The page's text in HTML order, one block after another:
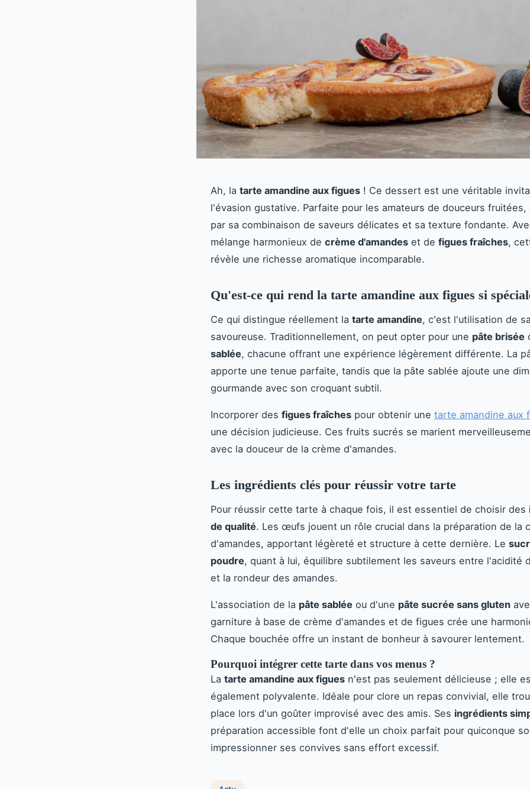
Ah, la tarte amandine aux figues ! Ce dessert est une véritable
l'évasion gustative. Parfaite pour les amateurs de douceurs
par sa combinaison de saveurs délicates et sa texture fondante.
mélange harmonieux de crème d'amandes et de figues fraîches,
révèle une richesse aromatique incomparable.
Qu'est-ce qui rend la tarte amandine aux figues si
Ce qui distingue réellement la tarte amandine, c'est l'utilisation de
savoureuse. Traditionnellement, on peut opter pour une pâte brisée
sablée, chacune offrant une expérience légèrement différente. La
apporte une tenue parfaite, tandis que la pâte sablée ajoute une
gourmande avec son croquant subtil.
Incorporer des figues fraîches pour obtenir une tarte amandine aux
une décision judicieuse. Ces fruits sucrés se marient
avec la douceur de la crème d'amandes.
Les ingrédients clés pour réussir votre tarte
Pour réussir cette tarte à chaque fois, il est essentiel de choisir des
de qualité. Les œufs jouent un rôle crucial dans la préparation de la
d'amandes, apportant légèreté et structure à cette dernière. Le
poudre, quant à lui, équilibre subtilement les saveurs entre l'acidité
et la rondeur des amandes.
L'association de la pâte sablée ou d'une pâte sucrée sans gluten
garniture à base de crème d'amandes et de figues crée une
Chaque bouchée offre un instant de bonheur à savourer lentement.
Pourquoi intégrer cette tarte dans vos menus ?
La tarte amandine aux figues n'est pas seulement délicieuse ; elle
également polyvalente. Idéale pour clore un repas convivial, elle
place lors d'un goûter improvisé avec des amis. Ses ingrédients
préparation accessible font d'elle un choix parfait pour quiconque
impressionner ses convives sans effort excessif.